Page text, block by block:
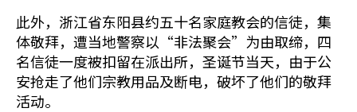
此外，浙江省东阳县约五十名家庭教会的信徒，集
体敬拜，遭当地警察以“非法聚会”为由取缔，四
名信徒一度被扣留在派出所，圣诞节当天，由于公
安抢走了他们宗教用品及断电，破坏了他们的敬拜
活动。